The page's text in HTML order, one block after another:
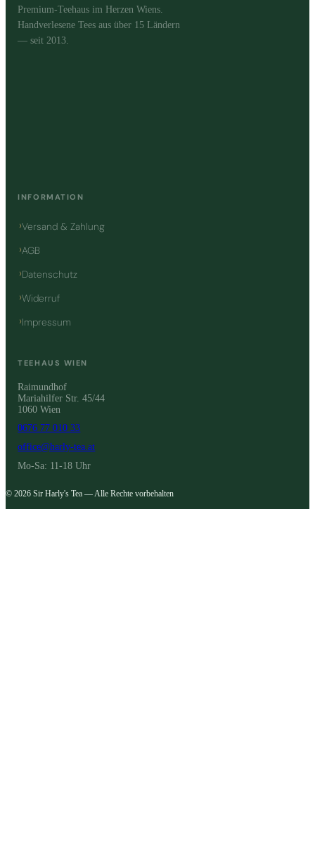
Premium-Teehaus im Herzen Wiens.
Handverlesene Tees aus über 15 Ländern
— seit 2013.
INFORMATION
Versand & Zahlung
AGB
Datenschutz
Widerruf
Impressum
TEEHAUS WIEN
Raimundhof
Mariahilfer Str. 45/44
1060 Wien
0676 77 010 33
office@harly-tea.at
Mo-Sa: 11-18 Uhr
© 2026 Sir Harly's Tea — Alle Rechte vorbehalten